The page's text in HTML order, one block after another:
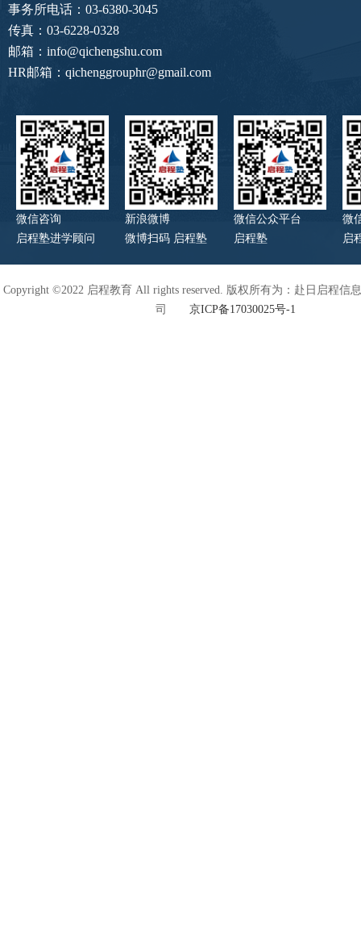
事务所电话：03-6380-3045
传真：03-6228-0328
邮箱：info@qichengshu.com
HR邮箱：qichenggrouphr@gmail.com
微信咨询
启程塾进学顾问
新浪微博
微博扫码 启程塾
微信公众平台
启程塾
微
启
Copyright ©2022 启程教育 All rights reserved. 版权所有为：赴日启程信
司 京ICP备17030025号-1